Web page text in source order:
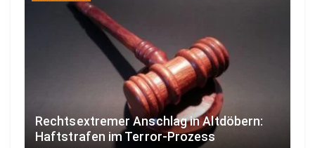
Rechtsextremer Anschlag in Altdöbern:
Haftstrafen im Terror-Prozess